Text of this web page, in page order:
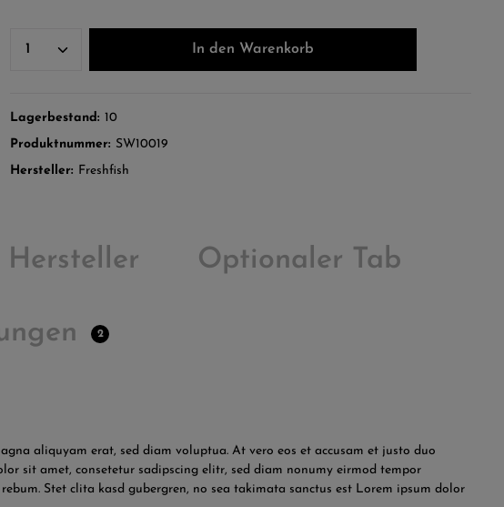
In den Warenkorb
Lagerbestand:10
Produktnummer: SW10019
Hersteller: Freshfish
Hersteller Optionaler Tab
2
aliquyam erat, sed diam voluptua. At vero eos et accusam et justo duo
sit amet, consetetur sadipscing elitr, sed diam nonumy eirmod tempor
Stet clita kasd gubergren, no sea takimata sanctus est Lorem ipsum dolor